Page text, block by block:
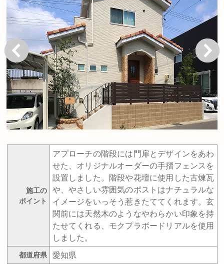
戻る 次へ
施工の
ポイント
アプローチの階段には門扉とデザインをあわ
せた、オリジナルオーダーの手摺フェンスを
設置しました。階段や花壇に使用した古煉瓦
や、やさしい雰囲気のポストはナチュラルな
イメージをいっそう惹きたててくれます。玄
関前には天然木のようなやわらかい印象を持
たせてくれる、モクプラボードリアルを使用
しました。
都道府県 愛知県